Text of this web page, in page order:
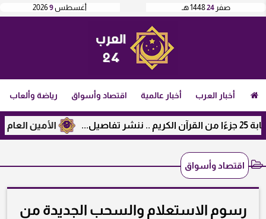
أغسطس9
2026 صفر 241448 هـ
أخبار العرب أخبار عالمية اقتصاد وأسواق رياضة وألعاب
الأمين العام
اقتصاد وأسواق
رسوم الاستعلام والسحب الجديدة من